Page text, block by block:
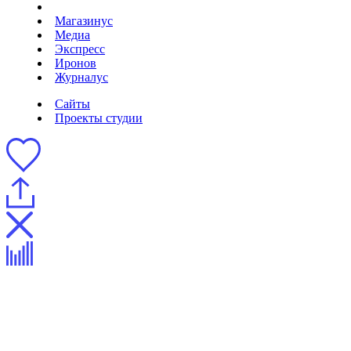
Магазинус
Медиа
Экспресс
Иронов
Журналус
Сайты
Проекты студии